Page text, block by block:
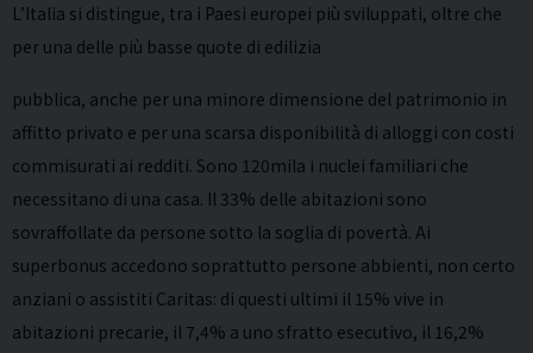
L’Italia si distingue, tra i Paesi europei più sviluppati, oltre che
per una delle più basse quote di edilizia
pubblica, anche per una minore dimensione del patrimonio in
affitto privato e per una scarsa disponibilità di alloggi con costi
commisurati ai redditi. Sono 120mila i nuclei familiari che
necessitano di una casa. Il 33% delle abitazioni sono
sovraffollate da persone sotto la soglia di povertà. Ai
superbonus accedono soprattutto persone abbienti, non certo
anziani o assistiti Caritas: di questi ultimi il 15% vive in
abitazioni precarie, il 7,4% a uno sfratto esecutivo, il 16,2%